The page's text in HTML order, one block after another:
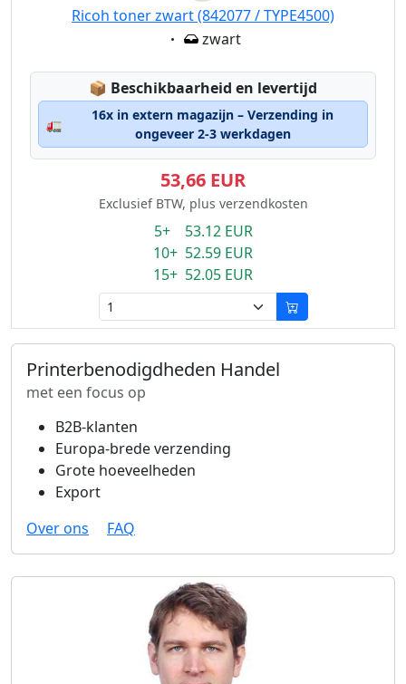
Ricoh toner zwart (842077 / TYPE4500)
Eigenschaft:
zwart
📦 Lagerstatus:
Beschikbaarheid en levertijd
🚛
16x in extern magazijn – Verzending in
ongeveer 2-3 werkdagen
53,66 EUR
Exclusief BTW, plus verzendkosten
5+ 53.12 EUR
10+ 52.59 EUR
15+ 52.05 EUR
Printerbenodigdheden Handel
met een focus op
B2B-klanten
Europa-brede verzending
Grote hoeveelheden
Export
Over ons
FAQ